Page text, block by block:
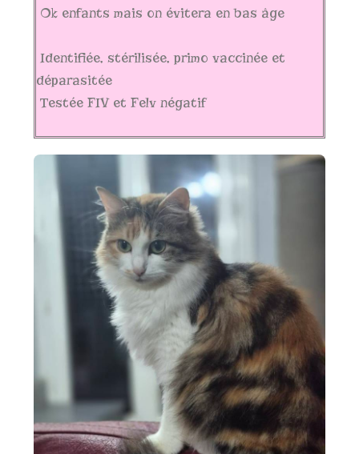
Ok enfants mais on évitera en bas âge
Identifiée, stérilisée, primo vaccinée et
déparasitée
Testée FIV et Felv négatif